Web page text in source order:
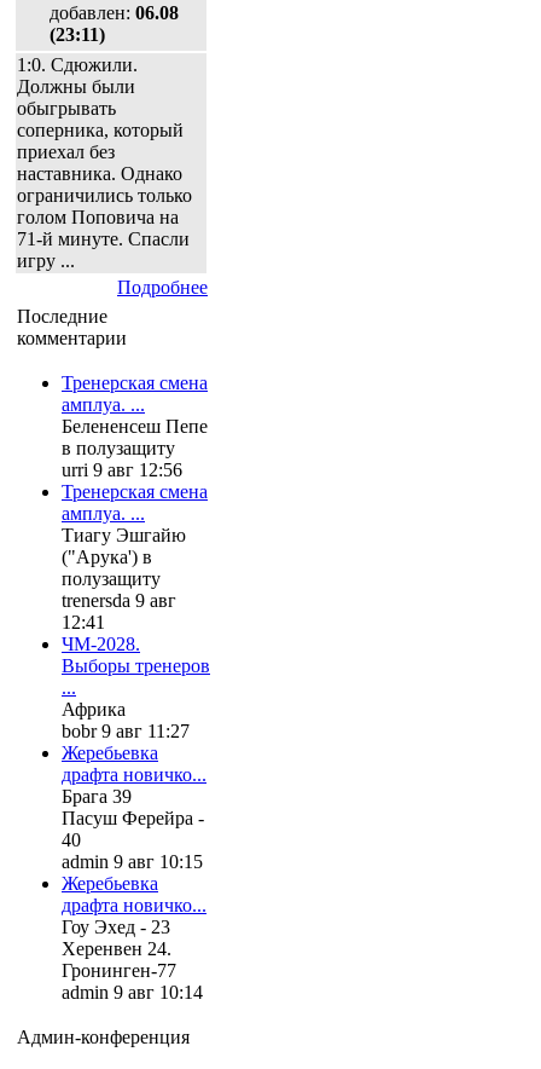
добавлен: 06.08
(23:11)
1:0. Сдюжили.
Должны были
обыгрывать
соперника, который
приехал без
наставника. Однако
ограничились только
голом Поповича на
71-й минуте. Спасли
игру ...
Подробнее
Последние
комментарии
Тренерская смена
амплуа. ...
Белененсеш Пепе
в полузащиту
urri 9 авг 12:56
Тренерская смена
амплуа. ...
Тиагу Эшгайю
("Арука') в
полузащиту
trenersda 9 авг
12:41
ЧМ-2028.
Выборы тренеров
...
Африка
bobr 9 авг 11:27
Жеребьевка
драфта новичко...
Брага 39
Пасуш Ферейра -
40
admin 9 авг 10:15
Жеребьевка
драфта новичко...
Гоу Эхед - 23
Херенвен 24.
Гронинген-77
admin 9 авг 10:14
Админ-конференция